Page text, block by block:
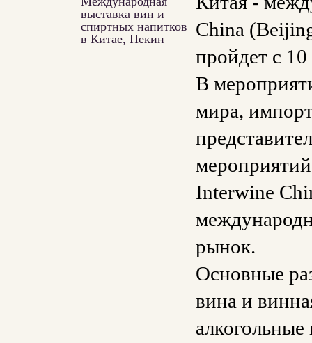
выставка вин и
спиртных напитков
в Китае, Пекин
China
пройдет с
В
мира,
Interwine
рынок.
Основные
вина и